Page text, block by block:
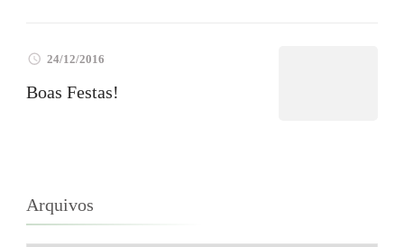
24/12/2016
Boas Festas!
Arquivos